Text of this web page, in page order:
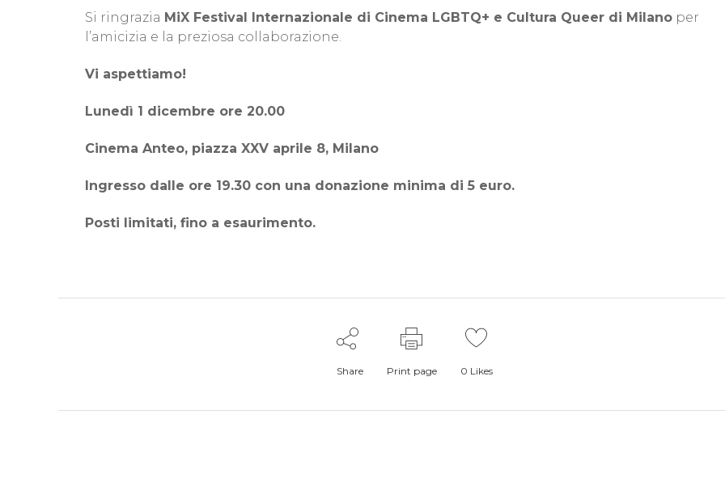
Si ringrazia MiX Festival Internazionale di Cinema LGBTQ+ e Cultura Queer di Milano per
l’amicizia e la preziosa collaborazione.
Vi aspettiamo!
Lunedì 1 dicembre ore 20.00
Cinema Anteo, piazza XXV aprile 8, Milano
Ingresso dalle ore 19.30 con una donazione minima di 5 euro.
Posti limitati, fino a esaurimento.
Share Print page 0 Likes